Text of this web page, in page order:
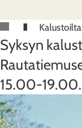
Kalustoilta
Syksyn
15.00-19.00.